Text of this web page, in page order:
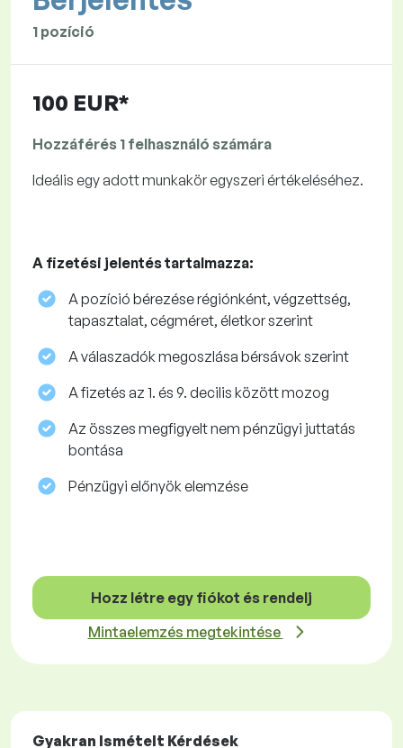
1 pozíció
100 EUR*
Hozzáférés 1 felhasználó számára
Ideális egy adott munkakör egyszeri értékeléséhez.
A fizetési jelentés tartalmazza:
A pozíció bérezése régiónként, végzettség,
tapasztalat, cégméret, életkor szerint
A válaszadók megoszlása ​​bérsávok szerint
A fizetés az 1. és 9. decilis között mozog
Az összes megfigyelt nem pénzügyi juttatás
bontása
Pénzügyi előnyök elemzése
Hozz létre egy fiókot és rendelj
Mintaelemzés megtekintése
Gyakran Ismételt Kérdések